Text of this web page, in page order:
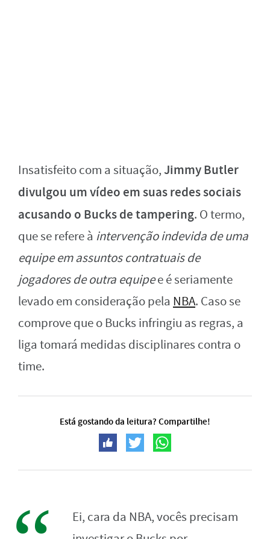
Insatisfeito com a situação,Jimmy Butler
divulgou um vídeo em suas redes sociais
acusando o Bucks de tampering. O termo,
que se refere à intervenção indevida de uma
equipe em assuntos contratuais de
jogadores de outra equipee é seriamente
levado em consideração pela NBA. Caso se
comprove que o Bucks infringiu as regras, a
liga tomará medidas disciplinares contra o
time.
Está gostando da leitura? Compartilhe!
Ei, cara da NBA, vocês precisam